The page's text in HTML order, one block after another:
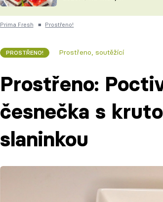
ČESKO NA TALÍŘI
KUCHAŘKA
Prima Fresh ■ Prostřeno!
PROSTŘENO! Prostřeno, soutěžící
Prostřeno:
česnečka s
slaninkou